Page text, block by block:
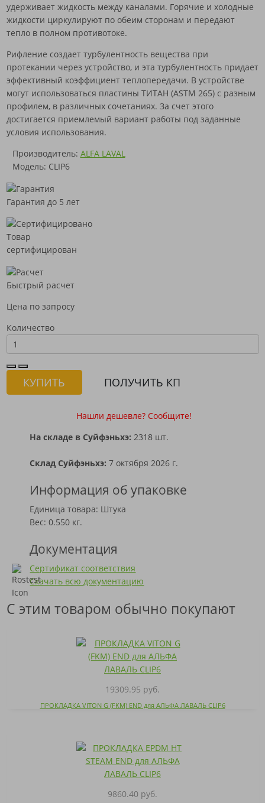
удерживает жидкость между каналами. Горячие и холодные
жидкости циркулируют по обеим сторонам и передают
тепло в полном противотоке.
Рифление создает турбулентность вещества при
протекании через устройство, и эта турбулентность придает
эффективный коэффициент теплопередачи. В устройстве
могут использоваться пластины ТИТАН (ASTM 265) с разным
профилем, в различных сочетаниях. За счет этого
достигается приемлемый вариант работы под заданные
условия использования.
Производитель: ALFA LAVAL
Модель: CLIP6
Гарантия до 5 лет
Товар
сертифицирован
Быстрый расчет
Цена по запросу
Количество
КУПИТЬ ПОЛУЧИТЬ КП
Нашли дешевле? Сообщите!
На складе в Суйфэньхэ: 2318 шт.
Склад Суйфэньхэ: 7 октября 2026 г.
Информация об упаковке
Единица товара: Штука
Вес: 0.550 кг.
Документация
Сертификат соответствия
Скачать всю документацию
С этим товаром обычно покупают
19309.95 руб.
ПРОКЛАДКА VITON G (FKM) END для АЛЬФА ЛАВАЛЬ CLIP6
9860.40 руб.